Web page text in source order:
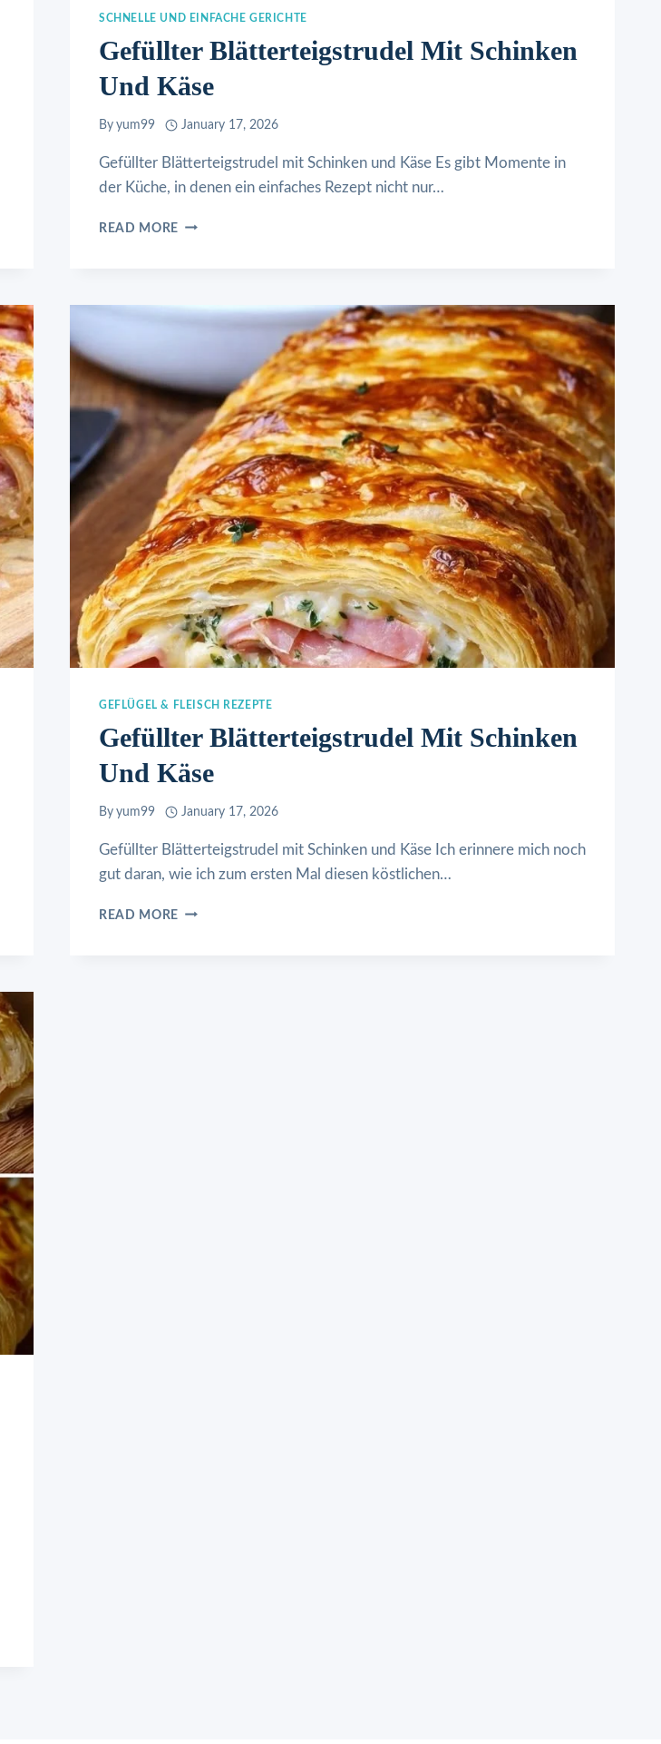
SCHNELLE UND EINFACHE GERICHTE
Gefüllter Blätterteigstrudel Mit Schinken
Und Käse
By yum99 January 17, 2026
Gefüllter Blätterteigstrudel mit Schinken und Käse Es gibt Momente in
der Küche, in denen ein einfaches Rezept nicht nur…
READ MORE GEFÜLLTER
KÄSE
GEFLÜGEL & FLEISCH REZEPTE
Gefüllter Blätterteigstrudel Mit Schinken
Und Käse
By yum99 January 17, 2026
Gefüllter Blätterteigstrudel mit Schinken und Käse Ich erinnere mich noch
gut daran, wie ich zum ersten Mal diesen köstlichen…
READ MORE GEFÜLLTER